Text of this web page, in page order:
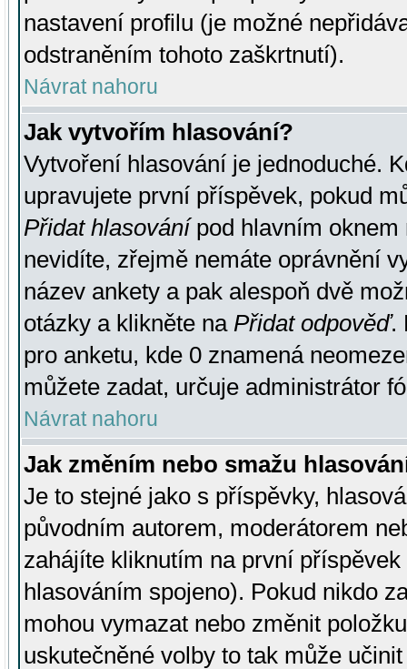
nastavení profilu (je možné
odstraněním tohoto zaškrtnutí).
Návrat nahoru
Jak vytvořím hlasování?
Vytvoření hlasování je jednoduché.
upravujete první příspěvek, pokud
Přidat hlasovánípod hlavním oknem
nevidíte, zřejmě nemáte oprávnění
název ankety a pak alespoň dvě
otázky a klikněte na Přidat odpověď.
pro anketu, kde 0 znamená
můžete zadat, určuje administrátor
Návrat nahoru
Jak změním nebo smažu
Je to stejné jako s příspěvky,
původním autorem, moderátorem
zahájíte kliknutím na první
hlasováním spojeno). Pokud nikdo
mohou vymazat nebo změnit
uskutečněné volby to tak může